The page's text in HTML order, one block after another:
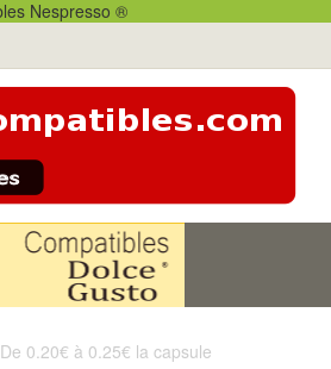
De 0.20€ à 0.25€ la capsule